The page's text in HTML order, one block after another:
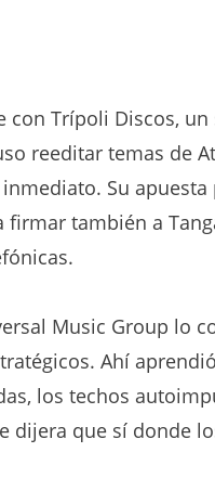
con Trípoli Discos,
reeditar temas de
Su
también a
Music Group lo
Ahí
los techos
dijera que sí donde